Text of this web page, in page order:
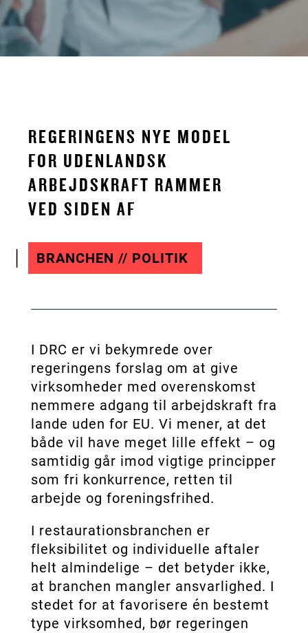
REGERINGENS NYE MODEL
FOR UDENLANDSK
ARBEJDSKRAFT RAMMER
VED SIDEN AF
BRANCHEN // POLITIK
I DRC er vi bekymrede over
regeringens forslag om at give
virksomheder med overenskomst
nemmere adgang til arbejdskraft fra
lande uden for EU. Vi mener, at det
både vil have meget lille effekt – og
samtidig går imod vigtige principper
som fri konkurrence, retten til
arbejde og foreningsfrihed.
I restaurationsbranchen er
fleksibilitet og individuelle aftaler
helt almindelige – det betyder ikke,
at branchen mangler ansvarlighed. I
stedet for at favorisere én bestemt
type virksomhed, bør regeringen